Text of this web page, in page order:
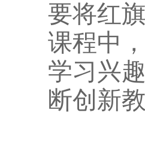
要将红
课程中
学习兴
断创新